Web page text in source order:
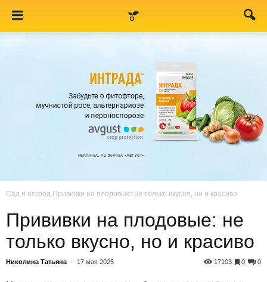
Сад и огород Прививки на плодовые: не только вкусно, но и красиво
Прививки на плодовые: не
только вкусно, но и красиво
Николина Татьяна - 17 мая 2025 0
0
17103